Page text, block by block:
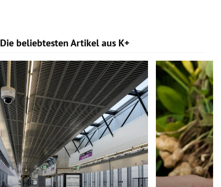
Die beliebtesten Artikel aus K+
Slide 1 von 9